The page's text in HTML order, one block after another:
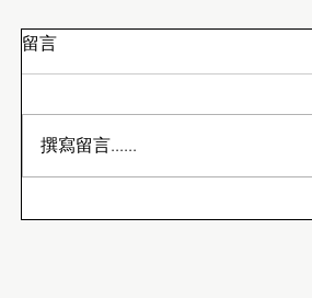
鵝的玻璃新朋友
留言
撰寫留言......